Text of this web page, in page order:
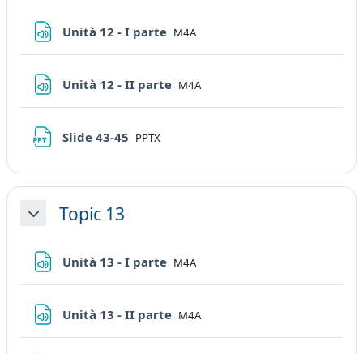
Unità 12 - I parte File
M4A
Unità 12 - II parte File
M4A
Slide 43-45 File
PPTX
MinimizzaTopic 13
Unità 13 - I parte File
M4A
Unità 13 - II parte File
M4A